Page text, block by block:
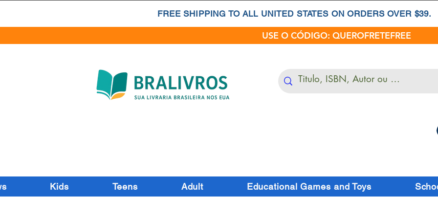
FREE SHIPPING TO ALL UNITED STATES ON ORDERS OVER $39.
USE O CÓDIGO: QUEROFRETEFREE
Kids Teens Adult Educational Games and Toys